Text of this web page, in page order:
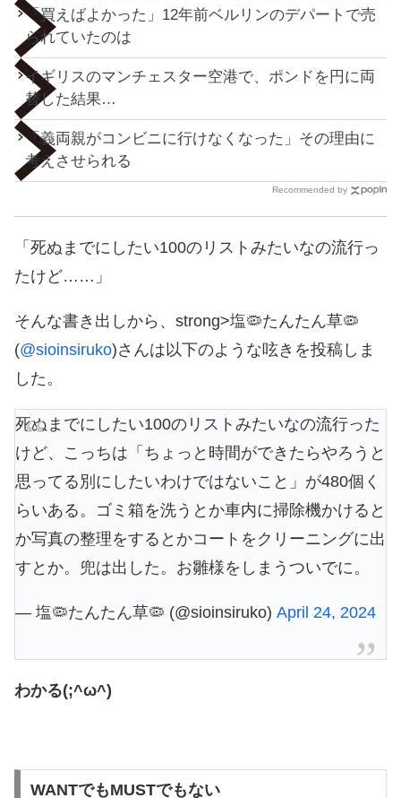
「買えばよかった」12年前ベルリンのデパートで売
られていたのは
イギリスのマンチェスター空港で、ポンドを円に両
替した結果…
「義両親がコンビニに行けなくなった」その理由に
考えさせられる
Recommended by
「死ぬまでにしたい100のリストみたいなの流行っ
たけど……」
そんな書き出しから、strong>塩🦠たんたん草🦠
(@sioinsiruko)さんは以下のような呟きを投稿しま
した。
死ぬまでにしたい100のリストみたいなの流行った
けど、こっちは「ちょっと時間ができたらやろうと
思ってる別にしたいわけではないこと」が480個く
らいある。ゴミ箱を洗うとか車内に掃除機かけると
か写真の整理をするとかコートをクリーニングに出
すとか。兜は出した。お雛様をしまうついでに。
— 塩🦠たんたん草🦠 (@sioinsiruko) April 24, 2024
わかる(;^ω^)
WANTでもMUSTでもない